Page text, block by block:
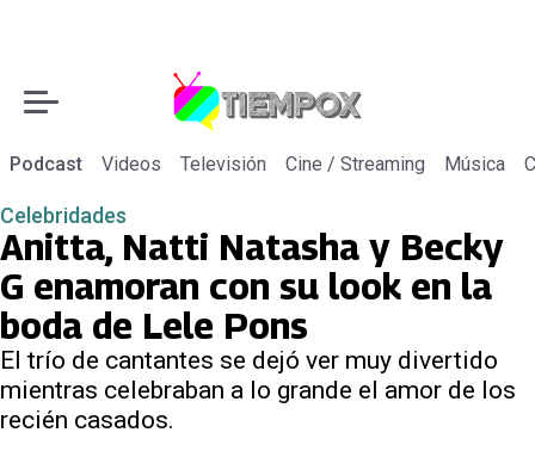
Podcast Videos Televisión Cine / Streaming Música
Celebridades
Anitta, Natti Natasha y Becky
G enamoran con su look en la
boda de Lele Pons
El trío de cantantes se dejó ver muy divertido
mientras celebraban a lo grande el amor de los
recién casados.